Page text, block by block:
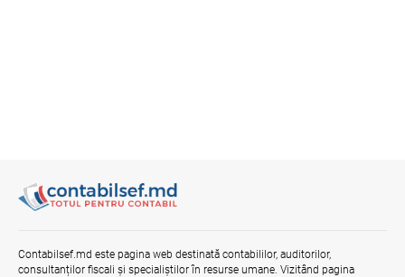
Contabilsef.md este pagina web destinată contabililor, auditorilor,
consultanților fiscali și specialiștilor în resurse umane. Vizitând pagina